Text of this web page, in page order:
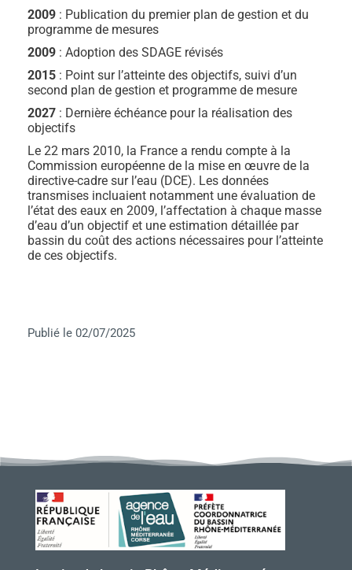
2009 : Publication du premier plan de gestion et du
programme de mesures
2009 : Adoption des SDAGE révisés
2015 : Point sur l’atteinte des objectifs, suivi d’un
second plan de gestion et programme de mesure
2027 : Dernière échéance pour la réalisation des
objectifs
Le 22 mars 2010, la France a rendu compte à la
Commission européenne de la mise en œuvre de la
directive-cadre sur l’eau (DCE). Les données
transmises incluaient notamment une évaluation de
l’état des eaux en 2009, l’affectation à chaque masse
d’eau d’un objectif et une estimation détaillée par
bassin du coût des actions nécessaires pour l’atteinte
de ces objectifs.
Publié le 02/07/2025